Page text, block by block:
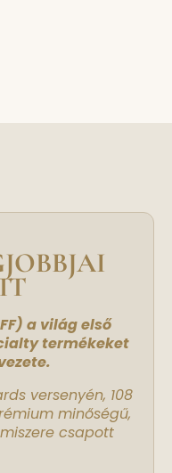
a világ első
termékeket
versenyén, 108
minőségű,
csapott